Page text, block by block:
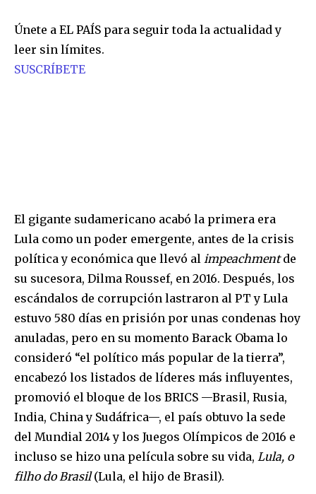
Únete a EL PAÍS para seguir toda la actualidad y
leer sin límites.
SUSCRÍBETE
El gigante sudamericano acabó la primera era
Lula como un poder emergente, antes de la crisis
política y económica que llevó al impeachmentde
su sucesora, Dilma Roussef, en 2016. Después, los
escándalos de corrupción lastraron al PT y Lula
estuvo 580 días en prisión por unas condenas hoy
anuladas, pero en su momento Barack Obama lo
consideró “el político más popular de la tierra”,
encabezó los listados de líderes más influyentes,
promovió el bloque de los BRICS —Brasil, Rusia,
India, China y Sudáfrica—, el país obtuvo la sede
del Mundial 2014 y los Juegos Olímpicos de 2016 e
incluso se hizo una película sobre su vida, Lula, o
filho do Brasil(Lula, el hijo de Brasil).